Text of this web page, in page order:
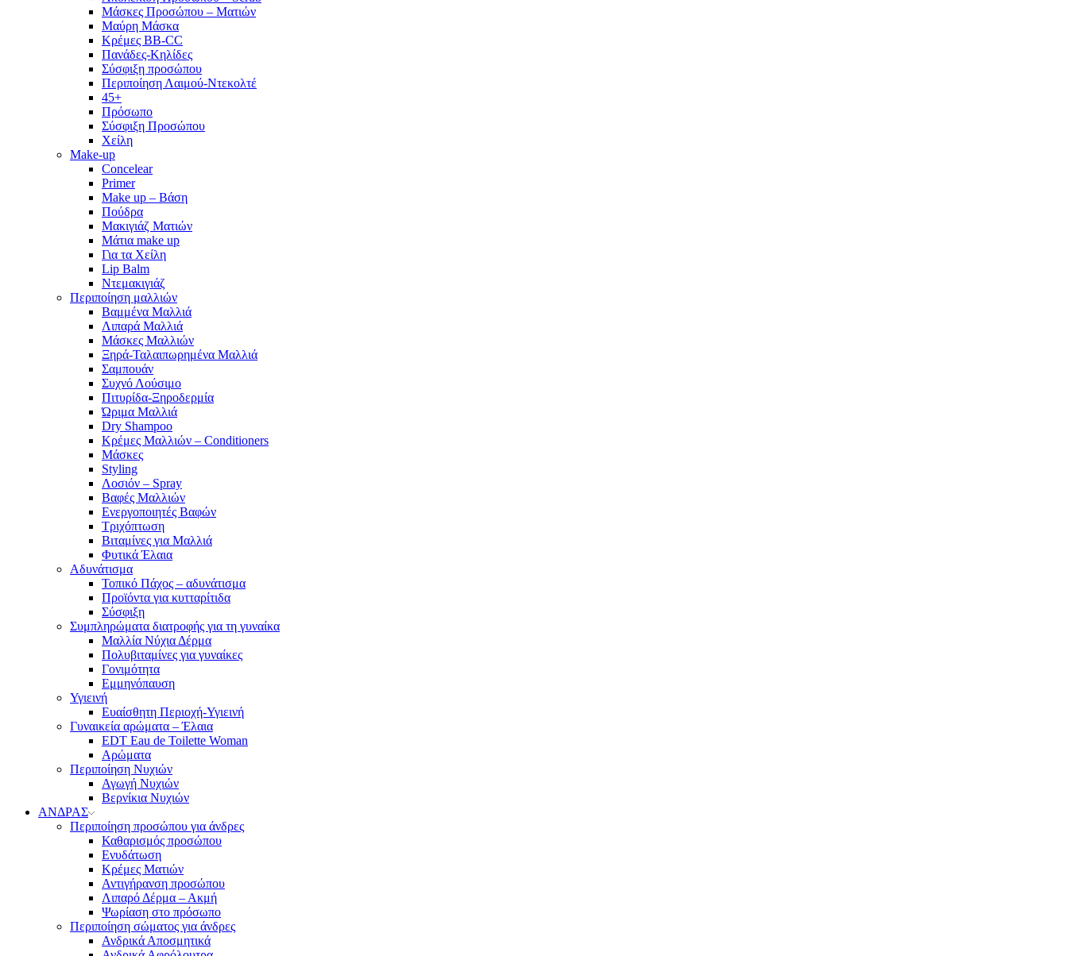
Μάσκες Προσώπου – Ματιών
Μαύρη Μάσκα
Κρέμες BB-CC
Πανάδες-Κηλίδες
Σύσφιξη προσώπου
Περιποίηση Λαιμού-Ντεκολτέ
45+
Πρόσωπο
Σύσφιξη Προσώπου
Χείλη
Make-up
Concelear
Primer
Make up – Βάση
Πούδρα
Μακιγιάζ Ματιών
Μάτια make up
Για τα Χείλη
Lip Balm
Ντεμακιγιάζ
Περιποίηση μαλλιών
Βαμμένα Μαλλιά
Λιπαρά Μαλλιά
Μάσκες Μαλλιών
Ξηρά-Ταλαιπωρημένα Μαλλιά
Σαμπουάν
Συχνό Λούσιμο
Πιτυρίδα-Ξηροδερμία
Ώριμα Μαλλιά
Dry Shampoo
Κρέμες Μαλλιών – Conditioners
Μάσκες
Styling
Λοσιόν – Spray
Βαφές Μαλλιών
Ενεργοποιητές Βαφών
Τριχόπτωση
Βιταμίνες για Μαλλιά
Φυτικά Έλαια
Αδυνάτισμα
Τοπικό Πάχος – αδυνάτισμα
Προϊόντα για κυτταρίτιδα
Σύσφιξη
Συμπληρώματα διατροφής για τη γυναίκα
Μαλλία Νύχια Δέρμα
Πολυβιταμίνες για γυναίκες
Γονιμότητα
Εμμηνόπαυση
Υγιεινή
Ευαίσθητη Περιοχή-Υγιεινή
Γυναικεία αρώματα – Έλαια
EDT Eau de Toilette Woman
Αρώματα
Περιποίηση Νυχιών
Αγωγή Νυχιών
Βερνίκια Νυχιών
ΑΝΔΡΑΣ
Περιποίηση προσώπου για άνδρες
Καθαρισμός προσώπου
Ενυδάτωση
Κρέμες Ματιών
Αντιγήρανση προσώπου
Λιπαρό Δέρμα – Ακμή
Ψωρίαση στο πρόσωπο
Περιποίηση σώματος για άνδρες
Ανδρικά Αποσμητικά